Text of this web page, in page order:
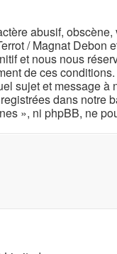
abusif,
/ Magnat
et nous nous
de ces
sujet et message
dans
», ni phpBB, ne